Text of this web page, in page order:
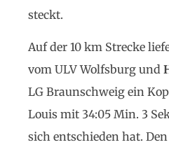
steckt.
Auf der 10 km Strecke
vom ULV Wolfsburg und
LG Braunschweig ein
Louis mit 34:05 Min. 3
sich entschieden hat.